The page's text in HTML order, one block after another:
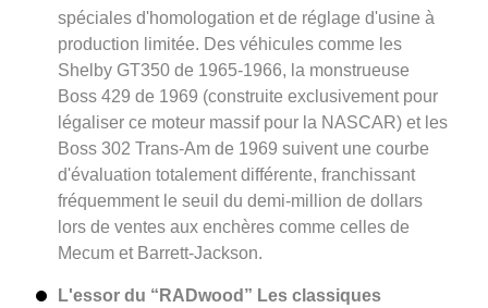
spéciales d'homologation et de réglage d'usine à
production limitée. Des véhicules comme les
Shelby GT350 de 1965-1966, la monstrueuse
Boss 429 de 1969 (construite exclusivement pour
légaliser ce moteur massif pour la NASCAR) et les
Boss 302 Trans-Am de 1969 suivent une courbe
d'évaluation totalement différente, franchissant
fréquemment le seuil du demi-million de dollars
lors de ventes aux enchères comme celles de
Mecum et Barrett-Jackson.
L'essor du “RADwood” Les classiques